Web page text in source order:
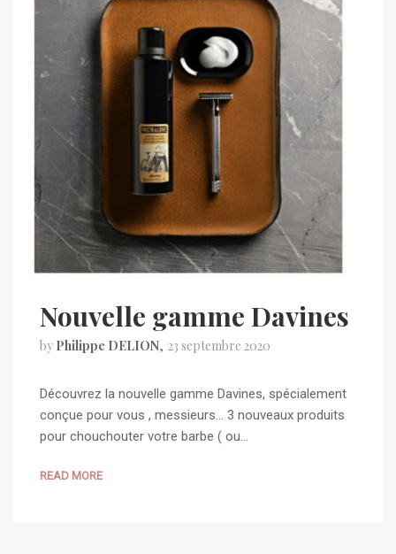
Nouvelle gamme Davines
by Philippe DELION 23 septembre 2020
Découvrez la nouvelle gamme Davines, spécialement
conçue pour vous , messieurs… 3 nouveaux produits
pour chouchouter votre barbe ( ou…
READ MORE